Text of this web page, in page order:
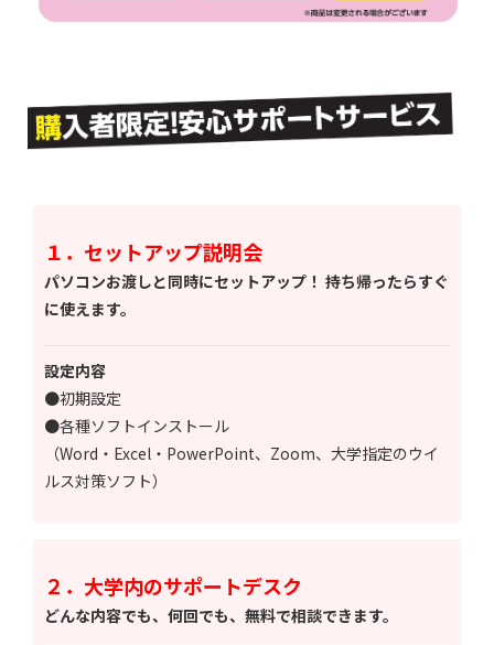
１．セットアップ説明会
パソコンお渡しと同時にセットアップ！ 持ち帰ったらすぐ
に使えます。
設定内容
●初期設定
●各種ソフトインストール
（Word・Excel・PowerPoint、Zoom、大学指定のウイ
ルス対策ソフト）
２．大学内のサポートデスク
どんな内容でも、何回でも、無料で相談できます。